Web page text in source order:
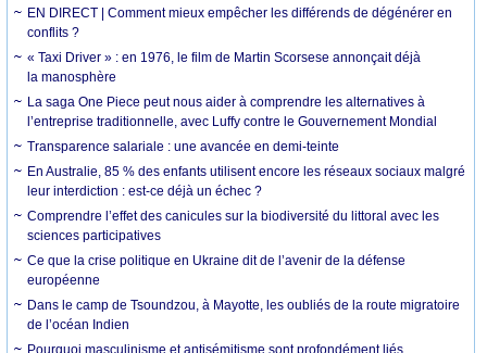
EN DIRECT | Comment mieux empêcher les différends de dégénérer en
conflits ?
« Taxi Driver » : en 1976, le film de Martin Scorsese annonçait déjà
la manosphère
La saga One Piece peut nous aider à comprendre les alternatives à
l’entreprise traditionnelle, avec Luffy contre le Gouvernement Mondial
Transparence salariale : une avancée en demi-teinte
En Australie, 85 % des enfants utilisent encore les réseaux sociaux malgré
leur interdiction : est-ce déjà un échec ?
Comprendre l’effet des canicules sur la biodiversité du littoral avec les
sciences participatives
Ce que la crise politique en Ukraine dit de l’avenir de la défense
européenne
Dans le camp de Tsoundzou, à Mayotte, les oubliés de la route migratoire
de l’océan Indien
Pourquoi masculinisme et antisémitisme sont profondément liés